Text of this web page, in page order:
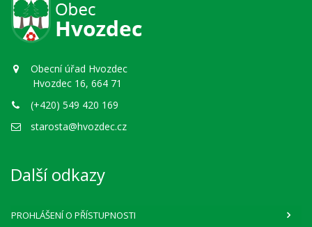
Obecní úřad Hvozdec
Hvozdec 16, 664 71
(+420) 549 420 169
starosta@hvozdec.cz
Další odkazy
PROHLÁŠENÍ O PŘÍSTUPNOSTI